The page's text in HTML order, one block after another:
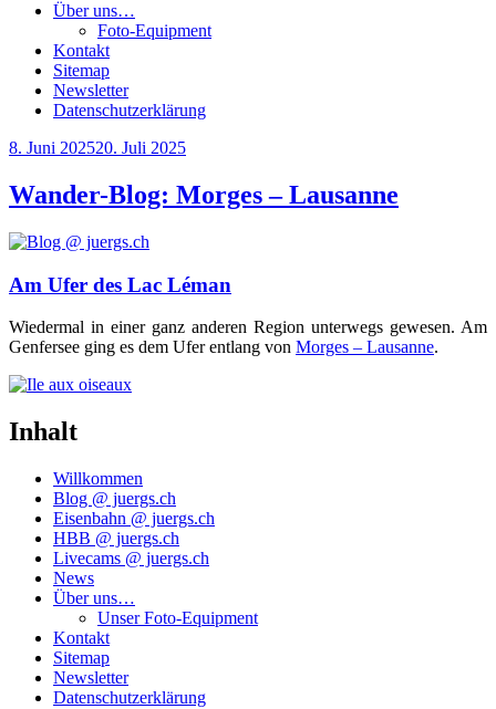
Über uns…
Foto-Equipment
Kontakt
Sitemap
Newsletter
Datenschutzerklärung
Veröffentlicht
8. Juni 202520. Juli 2025
Wander-Blog: Morges – Lausanne
Am Ufer des Lac Léman
Wie­der­mal in einer ganz ande­ren Regi­on unter­wegs gewe­sen. Am
Gen­fer­see ging es dem Ufer ent­lang von Mor­ges – Lau­sanne.
Inhalt
Willkommen
Blog @ juergs.ch
Eisenbahn @ juergs.ch
HBB @ juergs.ch
Livecams @ juergs.ch
News
Über uns…
Unser Foto-Equipment
Kontakt
Sitemap
Newsletter
Datenschutzerklärung